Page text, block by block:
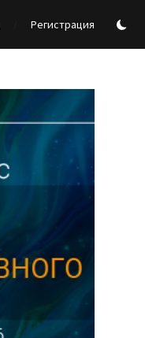
Регистрация